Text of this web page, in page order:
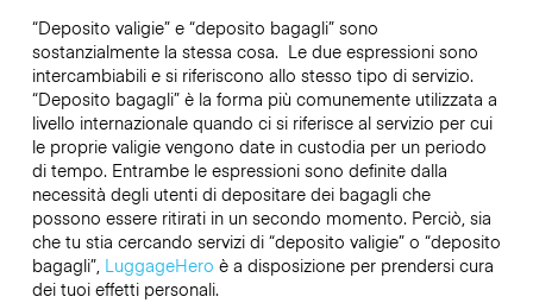
“Deposito valigie” e “deposito bagagli” sono
sostanzialmente la stessa cosa. Le due espressioni sono
intercambiabili e si riferiscono allo stesso tipo di servizio.
“Deposito bagagli” è la forma più comunemente utilizzata a
livello internazionale quando ci si riferisce al servizio per cui
le proprie valigie vengono date in custodia per un periodo
di tempo. Entrambe le espressioni sono definite dalla
necessità degli utenti di depositare dei bagagli che
possono essere ritirati in un secondo momento. Perciò, sia
che tu stia cercando servizi di “deposito valigie” o “deposito
bagagli”,LuggageHero è a disposizione per prendersi cura
dei tuoi effetti personali.